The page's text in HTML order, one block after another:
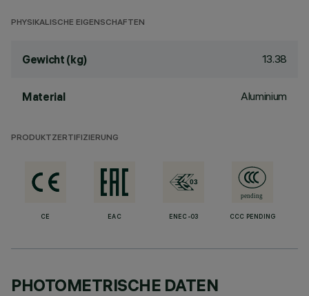
PHYSIKALISCHE EIGENSCHAFTEN
Gewicht (kg) 13.38
Material Aluminium
PRODUKTZERTIFIZIERUNG
CE EAC ENEC-03 CCC PENDING
PHOTOMETRISCHE DATEN